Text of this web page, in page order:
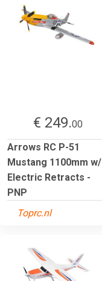
€ 249.00
Arrows RC P-51
Mustang 1100mm w/
Electric Retracts -
PNP
Toprc.nl